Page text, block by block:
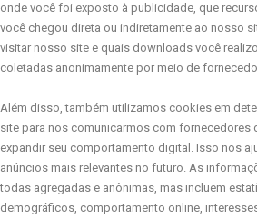
onde você foi exposto à publicidade, que
você chegou direta ou indiretamente ao nosso
visitar nosso site e quais downloads você
coletadas anonimamente por meio de
Além disso, também utilizamos cookies em
site para nos comunicarmos com fornecedores
expandir seu comportamento digital. Isso nos
anúncios mais relevantes no futuro. As
todas agregadas e anônimas, mas incluem
demográficos, comportamento online,